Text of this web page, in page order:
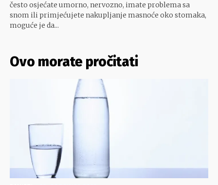
često osjećate umorno, nervozno, imate problema sa
snom ili primjećujete nakupljanje masnoće oko stomaka,
moguće je da...
Ovo morate pročitati